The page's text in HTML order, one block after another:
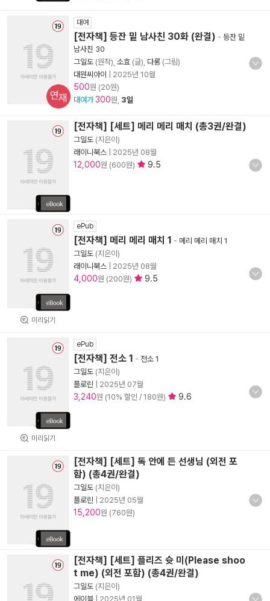
대여
[전자책] 등잔 밑 남사친 30화 (완결) - 등잔 밑
남사친 30
그일도 (원작), 소효 (글), 다롱 (그림)
대원씨아이
2025년 10월
500원 (20원)
대여가 300원, 3일
[전자책] [세트] 메리 메리 매치 (총3권/완결)
그일도 (지은이)
래이니북스
2025년 08월
12,000원 (600원) 9.5
미리읽기
ePub
[전자책] 메리 메리 매치 1 - 메리 메리 매치 1
그일도 (지은이)
래이니북스
2025년 08월
4,000원 (200원) 9.5
미리읽기
ePub
[전자책] 전소 1 - 전소 1
그일도 (지은이)
플로린
2025년 07월
3,240원 (10% 할인 / 180원) 9.6
[전자책] [세트] 독 안에 든 선생님 (외전 포
함) (총4권/완결)
그일도 (지은이)
플로린
2025년 05월
15,200원 (760원)
[전자책] [세트] 플리즈 슛 미(Please shoo
t me) (외전 포함) (총4권/완결)
그일도 (지은이)
에이블
2025년 01월